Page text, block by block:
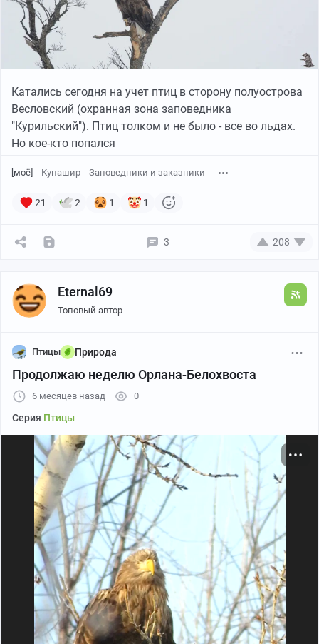
Катались сегодня на учет птиц в сторону полуострова
Весловский (охранная зона заповедника
"Курильский"). Птиц толком и не было - все во льдах.
Но кое-кто попался
[моё] Кунашир Заповедники и заказники
21 2 1 1
3 208
Eternal69
Топовый автор
Птицы Природа
Продолжаю неделю Орлана-Белохвоста
6 месяцев назад 0
Серия Птицы